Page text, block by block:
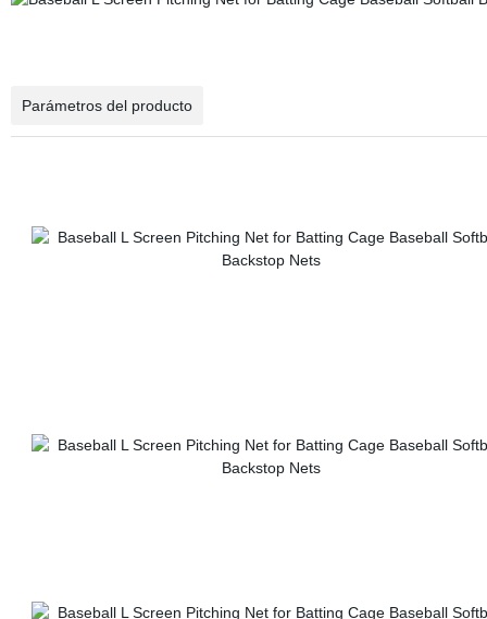
Parámetros del producto